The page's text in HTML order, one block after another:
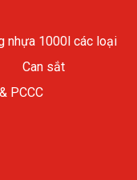
nhựa 1000l các loại
Can sắt
PCCC